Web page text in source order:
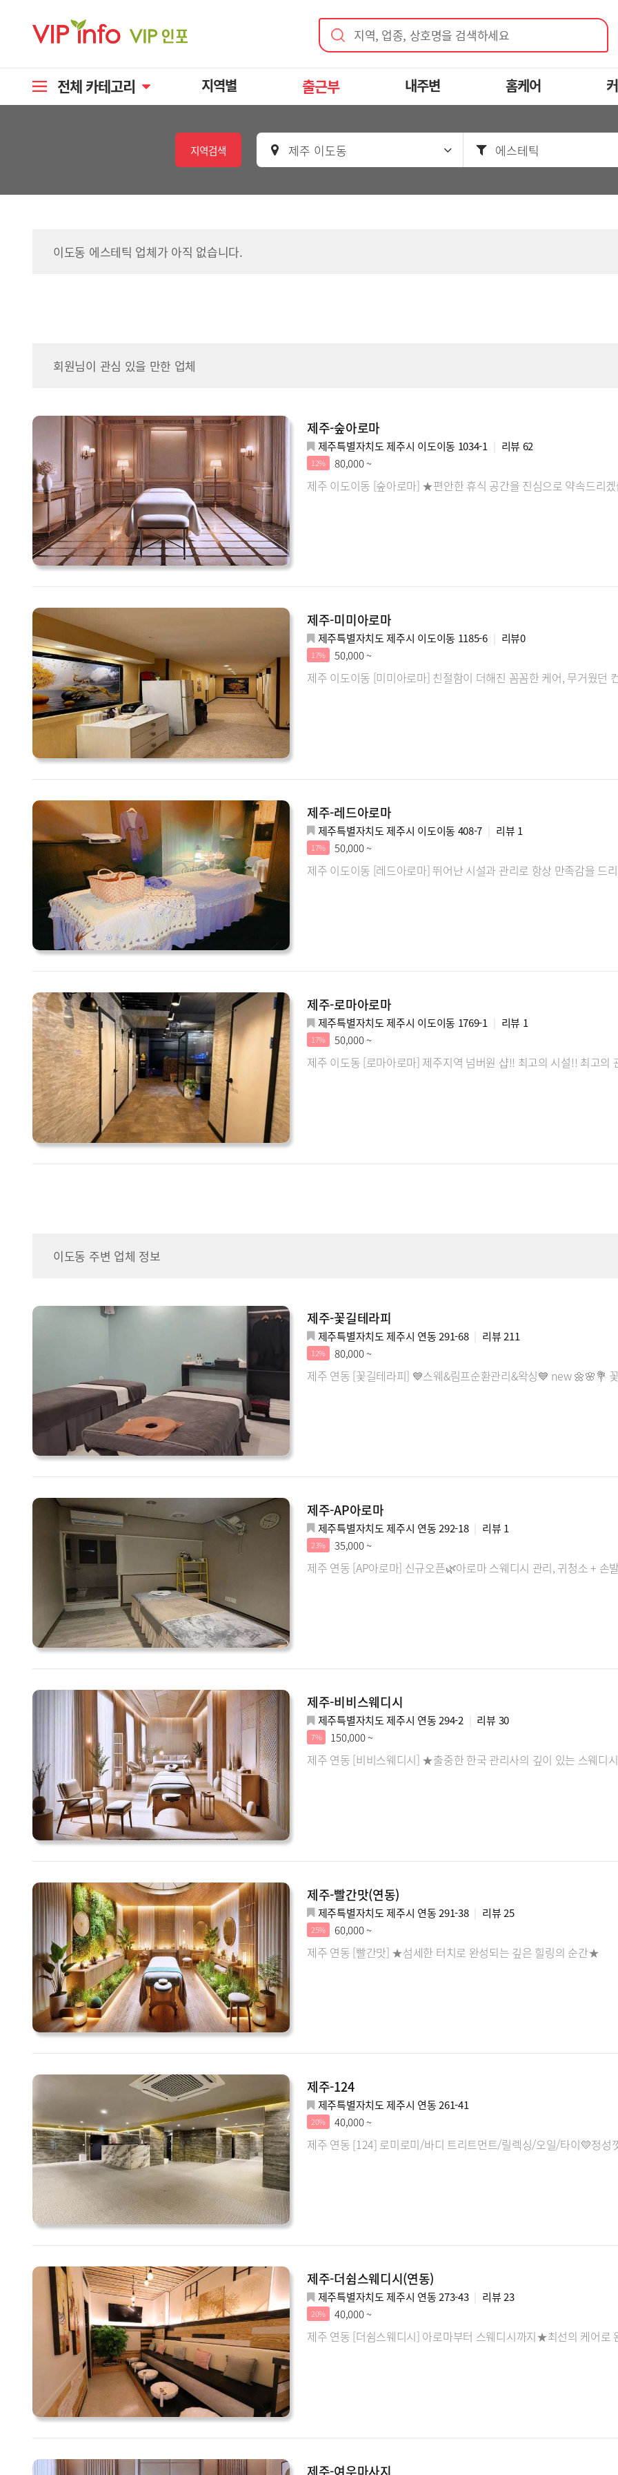
지역, 업종, 상호명을 검색하세요
전체 카테고리 지역별 출근부 내주변 홈케어
지역검색 제주 이도동 에스테틱
이도동 에스테틱 업체가 아직 없습니다.
회원님이 관심 있을 만한 업체
제주-숲아로마
제주특별자치도 제주시 이도이동 1034-1 리뷰 62
12% 80,000 ~
제주 이도이동 [숲아로마] ★편안한 휴식 공간을 진심으로 약속드리
제주-미미아로마
제주특별자치도 제주시 이도이동 1185-6 리뷰0
17% 50,000 ~
제주 이도이동 [미미아로마] 친절함이 더해진 꼼꼼한 케어, 무거웠던
제주-레드아로마
제주특별자치도 제주시 이도이동 408-7 리뷰 1
17% 50,000 ~
제주 이도이동 [레드아로마] 뛰어난 시설과 관리로 항상 만족감을 드
제주-로마아로마
제주특별자치도 제주시 이도이동 1769-1 리뷰 1
17% 50,000 ~
제주 이도동 [로마아로마] 제주지역 넘버원 샵!! 최고의 시설!! 최고의
이도동 주변 업체 정보
제주-꽃길테라피
제주특별자치도 제주시 연동 291-68 리뷰211
12% 80,000 ~
제주 연동 [꽃길테라피] 💙스웨&림프순환관리&왁싱💙 new 🌼🌸💐
제주-AP아로마
제주특별자치도 제주시 연동 292-18 리뷰 1
23% 35,000 ~
제주 연동 [AP아로마] 신규오픈🌿아로마 스웨디시 관리, 귀청소 + 손
제주-비비스웨디시
제주특별자치도 제주시 연동 294-2 리뷰 30
7% 150,000 ~
제주 연동 [비비스웨디시] ★출중한 한국 관리사의 깊이 있는 스
제주-빨간맛(연동)
제주특별자치도 제주시 연동 291-38 리뷰25
25% 60,000 ~
제주 연동 [빨간맛] ★섬세한 터치로 완성되는 깊은 힐링의 순간★
제주-124
제주특별자치도 제주시 연동 261-41
20% 40,000 ~
제주 연동 [124] 로미로미/바디 트리트먼트/릴렉싱/오일/타이💛정성
제주-더쉼스웨디시(연동)
제주특별자치도 제주시 연동 273-43 리뷰23
20% 40,000 ~
제주 연동 [더쉼스웨디시] 아로마부터 스웨디시까지★최선의 케어
제주-여우마사지